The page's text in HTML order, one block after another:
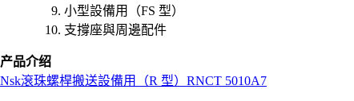
小型設備用（FS 型）
支撐座與周邊配件
产品介绍
Nsk滾珠螺桿搬送設備用（R 型） RNCT 5010A7